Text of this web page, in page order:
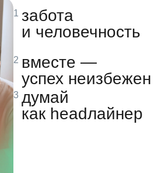
забота
и человечность
вместе —
успех неизбежен
думай
как headлайнер